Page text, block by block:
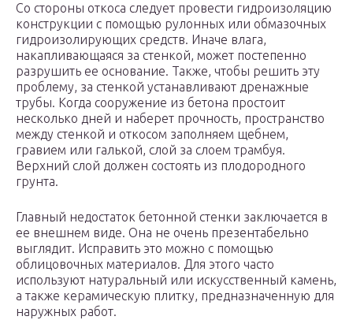
Со стороны откоса следует провести гидроизоляцию
конструкции с помощью рулонных или обмазочных
гидроизолирующих средств. Иначе влага,
накапливающаяся за стенкой, может постепенно
разрушить ее основание. Также, чтобы решить эту
проблему, за стенкой устанавливают дренажные
трубы. Когда сооружение из бетона простоит
несколько дней и наберет прочность, пространство
между стенкой и откосом заполняем щебнем,
гравием или галькой, слой за слоем трамбуя.
Верхний слой должен состоять из плодородного
грунта.
Главный недостаток бетонной стенки заключается в
ее внешнем виде. Она не очень презентабельно
выглядит. Исправить это можно с помощью
облицовочных материалов. Для этого часто
используют натуральный или искусственный камень,
а также керамическую плитку, предназначенную для
наружных работ.